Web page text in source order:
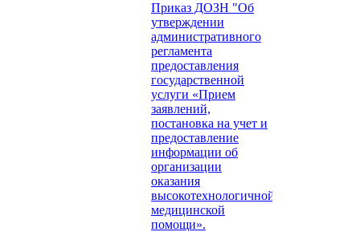
Приказ ДОЗН "Об
утверждении
административного
регламента
предоставления
государственной
услуги «Прием
заявлений,
постановка на учет и
предоставление
информации об
организации
оказания
высокотехнологичной
медицинской
помощи».